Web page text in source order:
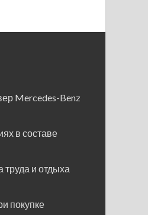
Mercedes-Benz
в составе
труда и отдыха
покупке